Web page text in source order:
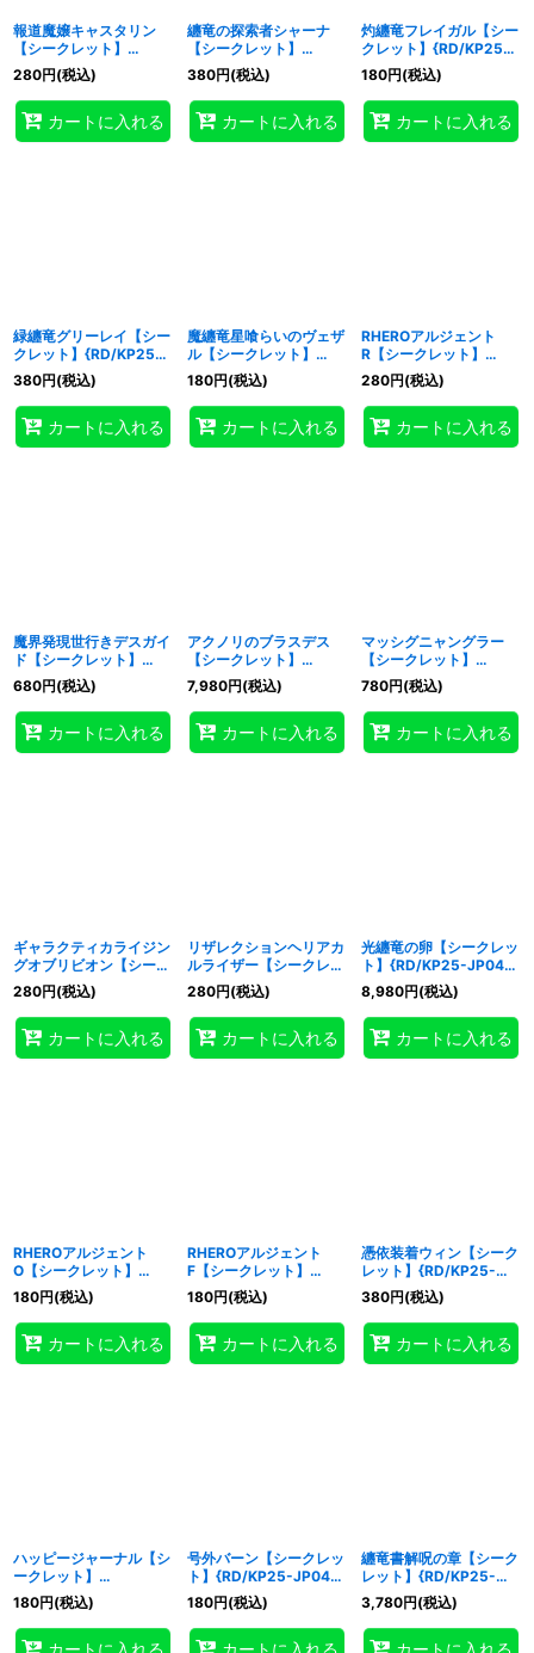
報道魔嬢キャスタリン
【シークレット】
{RD/KP25-JP011}《RD
モンスター》
280円(税込)
カートに入れる
纏竜の探索者シャーナ
【シークレット】
{RD/KP25-JP017}
《RDモンスター》
380円(税込)
カートに入れる
灼纏竜フレイガル【シー
クレット】{RD/KP25-
JP019}《RDモンスタ
ー》
180円(税込)
カートに入れる
緑纏竜グリーレイ【シー
クレット】{RD/KP25-
JP020}《RDモンスタ
ー》
380円(税込)
カートに入れる
魔纏竜星喰らいのヴェザ
ル【シークレット】
{RD/KP25-JP021}
《RDモンスター》
180円(税込)
カートに入れる
RHEROアルジェント
R【シークレット】
{RD/KP25-JP025}
《RDモンスター》
280円(税込)
カートに入れる
魔界発現世行きデスガイ
ド【シークレット】
{RD/KP25-JP030}
《RDモンスター》
680円(税込)
カートに入れる
アクノリのブラスデス
【シークレット】
{RD/KP25-JP033}
《RDモンスター》
7,980円(税込)
カートに入れる
マッシグニャングラー
【シークレット】
{RD/KP25-JP037}
《RDモンスター》
780円(税込)
カートに入れる
ギャラクティカライジン
グオブリビオン【シーク
レット】{RD/KP25-
JP038}《RDフュージョ
ン》
280円(税込)
カートに入れる
リザレクションヘリアカ
ルライザー【シークレッ
ト】{RD/KP25-JP039}
《RDフュージョン》
280円(税込)
カートに入れる
光纏竜の卵【シークレッ
ト】{RD/KP25-JP041}
《RDフュージョン》
8,980円(税込)
カートに入れる
RHEROアルジェント
O【シークレット】
{RD/KP25-JP042}
《RDフュージョン》
180円(税込)
カートに入れる
RHEROアルジェント
F【シークレット】
{RD/KP25-JP043}
《RDフュージョン》
180円(税込)
カートに入れる
憑依装着ウィン【シーク
レット】{RD/KP25-
JP044}《RDフュージョ
ン》
380円(税込)
カートに入れる
ハッピージャーナル【シ
ークレット】
{RD/KP25-JP048}
《RD魔法》
180円(税込)
カートに入れる
号外バーン【シークレッ
ト】{RD/KP25-JP049}
《RD魔法》
180円(税込)
カートに入れる
纏竜書解呪の章【シーク
レット】{RD/KP25-
JP050}《RD魔法》
3,780円(税込)
カートに入れる